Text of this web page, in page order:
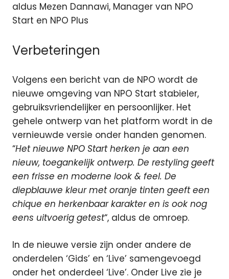
aldus Mezen Dannawi, Manager van NPO
Start en NPO Plus
Verbeteringen
Volgens een bericht van de NPO wordt de
nieuwe omgeving van NPO Start stabieler,
gebruiksvriendelijker en persoonlijker. Het
gehele ontwerp van het platform wordt in de
vernieuwde versie onder handen genomen.
“Het nieuwe NPO Start herken je aan een
nieuw, toegankelijk ontwerp. De restyling geeft
een frisse en moderne look & feel. De
diepblauwe kleur met oranje tinten geeft een
chique en herkenbaar karakter en is ook nog
eens uitvoerig getest“, aldus de omroep.
In de nieuwe versie zijn onder andere de
onderdelen ‘Gids’ en ‘Live’ samengevoegd
onder het onderdeel ‘Live’. Onder Live zie je